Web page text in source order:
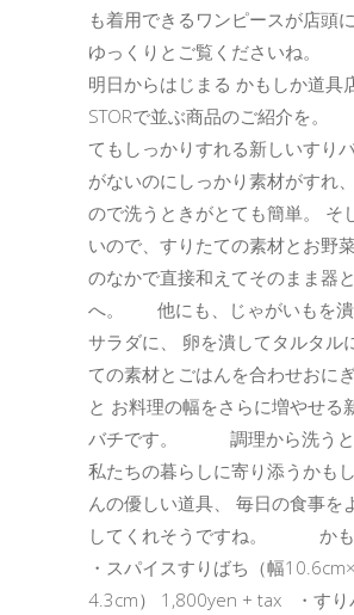
も着用できるワンピースが店
ゆっくりとご覧くださいね
明日からはじまる かもしか道具
STORで並ぶ商品のご紹介を。
てもしっかりすれる新しいす
がないのにしっかり素材がすれ
ので洗うときがとても簡単。 そ
いので、すりたての素材とお野
のなかで直接和えてそのまま器
へ。 他にも、じゃがいもを潰
サラダに、 卵を潰してタルタル
ての素材とごはんを合わせおに
と お料理の幅をさらに増やせる
バチです。 調理から洗うと
私たちの暮らしに寄り添うかも
んの優しい道具、 毎日の食事を
してくれそうですね。 かも
・スパイスすりばち（幅
4.3cm） 1,800yen + tax ・すり